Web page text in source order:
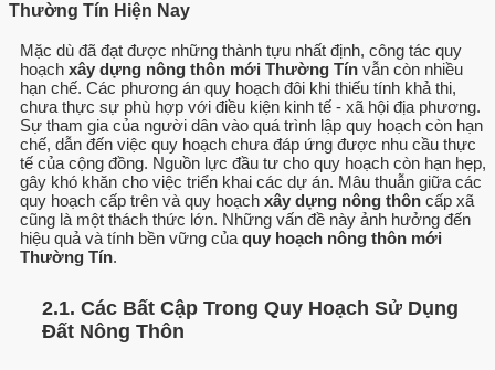
Thường Tín Hiện Nay
Mặc dù đã đạt được những thành tựu nhất định, công tác quy
hoạch xây dựng nông thôn mới Thường Tín vẫn còn nhiều
hạn chế. Các phương án quy hoạch đôi khi thiếu tính khả thi,
chưa thực sự phù hợp với điều kiện kinh tế - xã hội địa phương.
Sự tham gia của người dân vào quá trình lập quy hoạch còn hạn
chế, dẫn đến việc quy hoạch chưa đáp ứng được nhu cầu thực
tế của cộng đồng. Nguồn lực đầu tư cho quy hoạch còn hạn hẹp,
gây khó khăn cho việc triển khai các dự án. Mâu thuẫn giữa các
quy hoạch cấp trên và quy hoạch xây dựng nông thôn cấp xã
cũng là một thách thức lớn. Những vấn đề này ảnh hưởng đến
hiệu quả và tính bền vững củaquy hoạch nông thôn mới
Thường Tín.
2.1. Các Bất Cập Trong Quy Hoạch Sử Dụng
Đất Nông Thôn